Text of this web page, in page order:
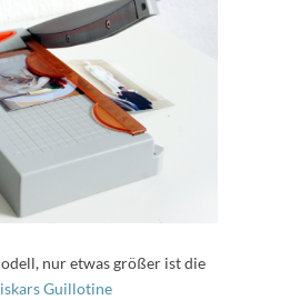
nur etwas größer ist die
Guillotine